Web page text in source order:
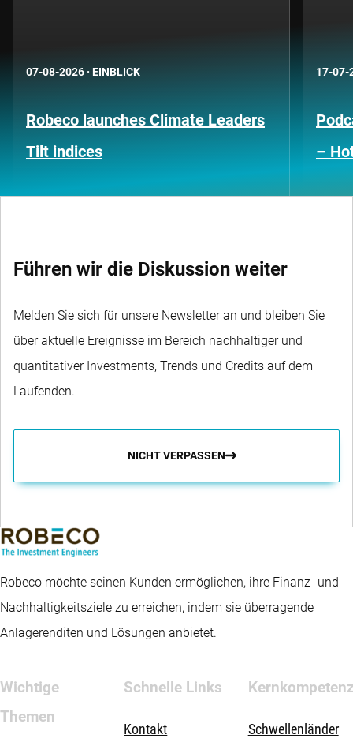
07-08-2026 · EINBLICK
Robeco launches Climate Leaders
Tilt indices
17-07-
–
Führen wir die Diskussion weiter
Melden Sie sich für unsere Newsletter an und bleiben Sie
über aktuelle Ereignisse im Bereich nachhaltiger und
quantitativer Investments, Trends und Credits auf dem
Laufenden.
NICHT VERPASSEN
Robeco möchte seinen Kunden ermöglichen, ihre Finanz- und
Nachhaltigkeitsziele zu erreichen, indem sie überragende
Anlagerenditen und Lösungen anbietet.
Wichtige
Themen
Schnelle Links
Kontakt
Schwellenländer